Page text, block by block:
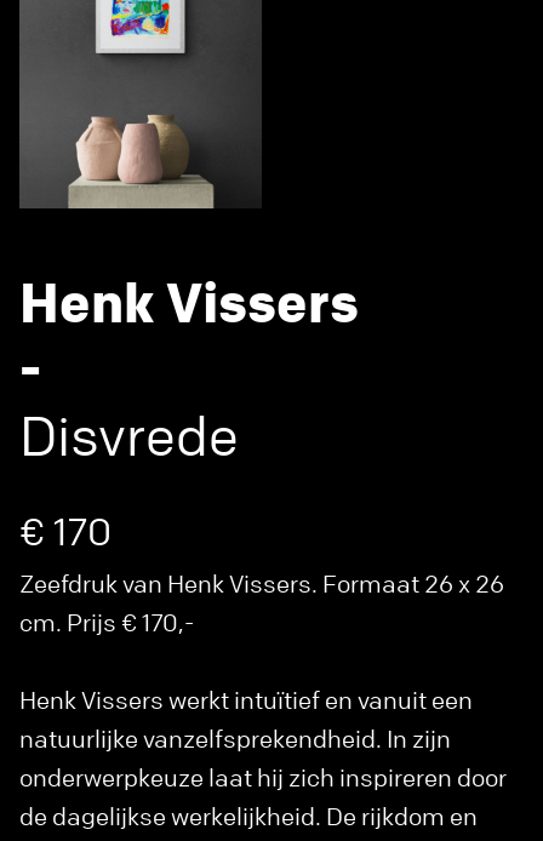
Henk Vissers
-
Disvrede
€ 170
Zeefdruk van Henk Vissers. Formaat 26 x 26
cm. Prijs € 170,-
Henk Vissers werkt intuïtief en vanuit een
natuurlijke vanzelfsprekendheid. In zijn
onderwerpkeuze laat hij zich inspireren door
de dagelijkse werkelijkheid. De rijkdom en